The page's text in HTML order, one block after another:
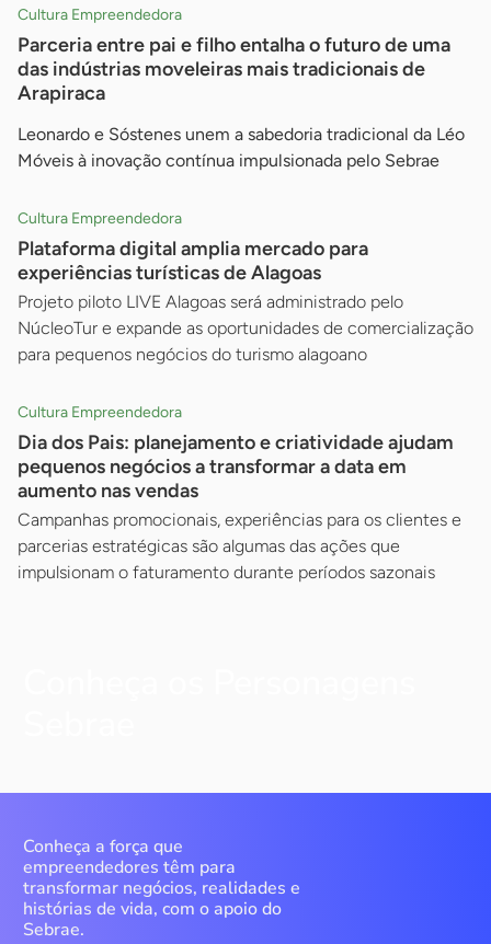
Cultura Empreendedora
Parceria entre pai e filho entalha o futuro de uma
das indústrias moveleiras mais tradicionais de
Arapiraca
Leonardo e Sóstenes unem a sabedoria tradicional da Léo
Móveis à inovação contínua impulsionada pelo Sebrae
Cultura Empreendedora
Plataforma digital amplia mercado para
experiências turísticas de Alagoas
Projeto piloto LIVE Alagoas será administrado pelo
NúcleoTur e expande as oportunidades de comercialização
para pequenos negócios do turismo alagoano
Cultura Empreendedora
Dia dos Pais: planejamento e criatividade ajudam
pequenos negócios a transformar a data em
aumento nas vendas
Campanhas promocionais, experiências para os clientes e
parcerias estratégicas são algumas das ações que
impulsionam o faturamento durante períodos sazonais
Conheça a força que
empreendedores têm para
transformar negócios, realidades e
histórias de vida, com o apoio do
Sebrae.